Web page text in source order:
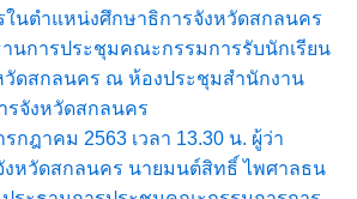
ในตำแหน่งศึกษาธิการจังหวัดสกลนคร
านการประชุมคณะกรรมการรับนักเรียน
วัดสกลนคร ณ ห้องประชุมสำนักงาน
รจังหวัดสกลนคร
กฎาคม 2563 เวลา 13.30 น. ผู้ว่า
งหวัดสกลนคร นายมนต์สิทธิ์ ไพศาลธน